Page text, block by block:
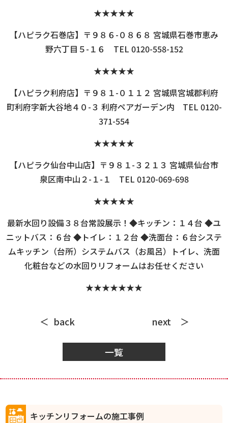
★★★★★
【ハピラク石巻店】〒９８６-０８６８ 宮城県石巻市恵み
野六丁目５-１６ TEL 0120-558-152
★★★★★
【ハピラク利府店】〒９８１-０１１２ 宮城県宮城郡利府
町利府字新大谷地４０-３ 利府ペアガーデン内 TEL 0120-
371-554
★★★★★
【ハピラク仙台中山店】〒９８１-３２１３ 宮城県仙台市
泉区南中山２-１-１ TEL 0120-069-698
★★★★★
最新水回り設備３８台常設展示！◆キッチン：１４台 ◆ユ
ニットバス：６台 ◆トイレ：１２台 ◆洗面台：６台システ
ムキッチン（台所）システムバス（お風呂）トイレ、洗面
化粧台などの水回りリフォームはお任せください
★★★★★★★
back
一覧
next
キッチンリフォームの施工事例